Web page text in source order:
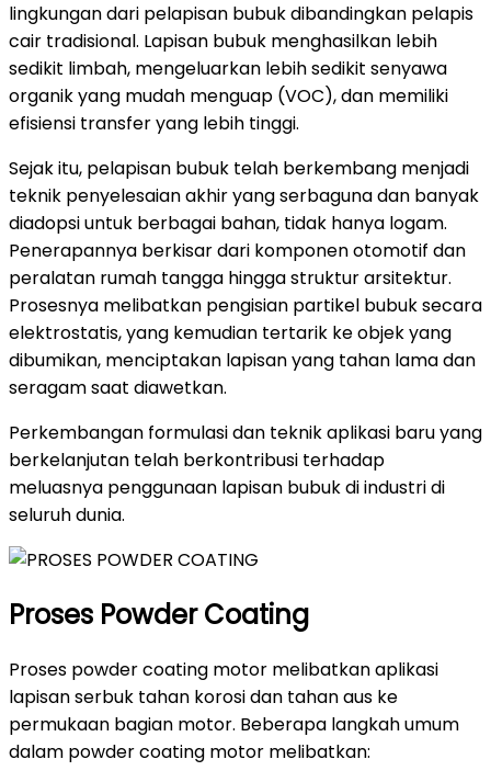
lingkungan dari pelapisan bubuk dibandingkan pelapis
cair tradisional. Lapisan bubuk menghasilkan lebih
sedikit limbah, mengeluarkan lebih sedikit senyawa
organik yang mudah menguap (VOC), dan memiliki
efisiensi transfer yang lebih tinggi.
Sejak itu, pelapisan bubuk telah berkembang menjadi
teknik penyelesaian akhir yang serbaguna dan banyak
diadopsi untuk berbagai bahan, tidak hanya logam.
Penerapannya berkisar dari komponen otomotif dan
peralatan rumah tangga hingga struktur arsitektur.
Prosesnya melibatkan pengisian partikel bubuk secara
elektrostatis, yang kemudian tertarik ke objek yang
dibumikan, menciptakan lapisan yang tahan lama dan
seragam saat diawetkan.
Perkembangan formulasi dan teknik aplikasi baru yang
berkelanjutan telah berkontribusi terhadap
meluasnya penggunaan lapisan bubuk di industri di
seluruh dunia.
Proses Powder Coating
Proses powder coating motor melibatkan aplikasi
lapisan serbuk tahan korosi dan tahan aus ke
permukaan bagian motor. Beberapa langkah umum
dalam powder coating motor melibatkan: